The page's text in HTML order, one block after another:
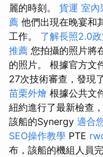
麗的時刻。 貨運 室內
薦 他們出現在晚宴和
工作。 了解長照2.0
推薦 您拍攝的照片將
的照片。 根據官方文
27次技術審查，發現
苗栗外燴 根據公共文
紐約進行了最新檢查
該船的Synergy 適合
SEO操作教學 PTE
布，該船的機組人員